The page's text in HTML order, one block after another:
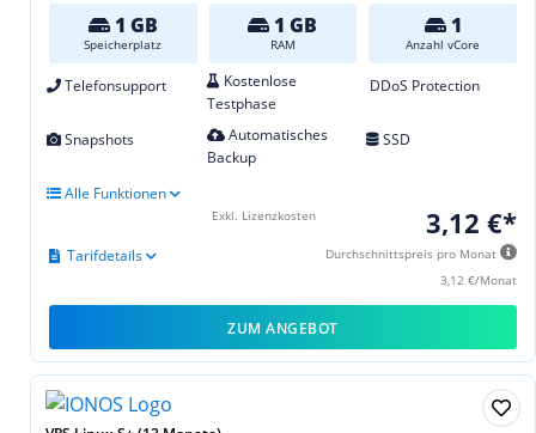
1 GB
Speicherplatz
1 GB
RAM
1
Anzahl vCore
Telefonsupport
Kostenlose
Testphase
DDoS Protection
Snapshots
Automatisches
Backup
SSD
Alle Funktionen
3,12 €*
Durchschnittspreis pro Monat
3,12 €/Monat
Tarifdetails
Exkl. Lizenzkosten
ZUM ANGEBOT